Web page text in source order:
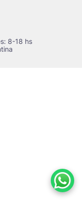
8-18 hs